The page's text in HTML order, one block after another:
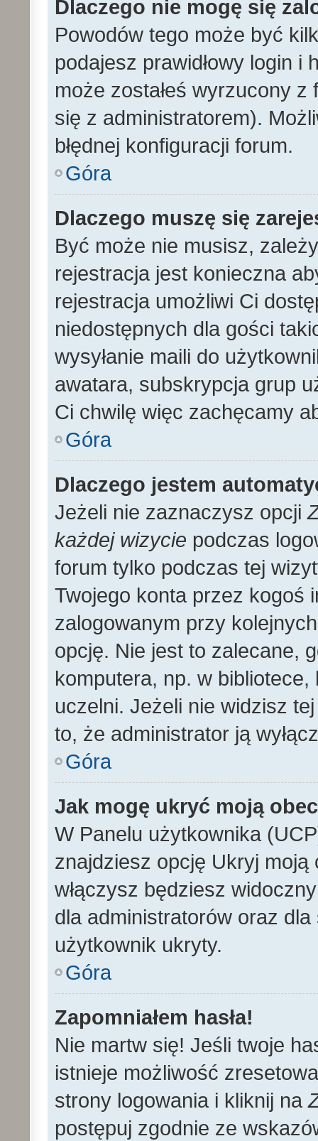
Dlaczego nie mogę się
Powodów tego może być
podajesz prawidłowy login i
może zostałeś wyrzucony
się z administratorem).
błędnej konfiguracji forum.
Góra
Dlaczego muszę się
Być może nie musisz,
rejestracja jest konieczna
rejestracja umożliwi Ci
niedostępnych dla gości
wysyłanie maili do
awatara, subskrypcja grup
Ci chwilę więc zachęcamy
Góra
Dlaczego jestem
Jeżeli nie zaznaczysz opcji
każdej wizycie podczas
forum tylko podczas tej
Twojego konta przez kogoś
zalogowanym przy
opcję. Nie jest to zalecane,
komputera, np. w
uczelni. Jeżeli nie widzisz
to, że administrator ją
Góra
Jak mogę ukryć moją
W Panelu użytkownika
znajdziesz opcję Ukryj
włączysz będziesz
dla administratorów oraz
użytkownik ukryty.
Góra
Zapomniałem hasła!
Nie martw się! Jeśli twoje
istnieje możliwość
strony logowania i kliknij na
postępuj zgodnie ze